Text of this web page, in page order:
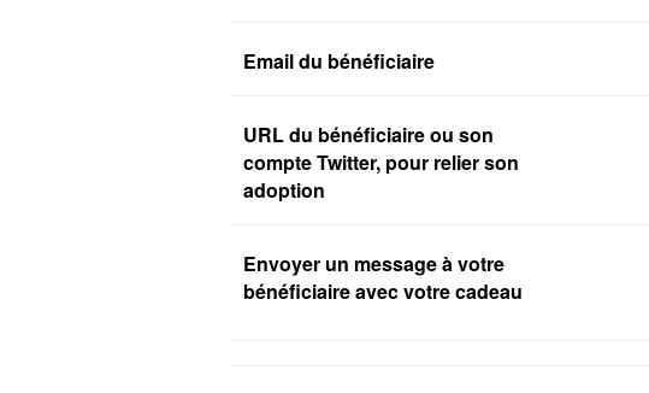
Email du bénéficiaire
URL du bénéficiaire ou son
compte Twitter, pour relier son
adoption
Envoyer un message à votre
bénéficiaire avec votre cadeau